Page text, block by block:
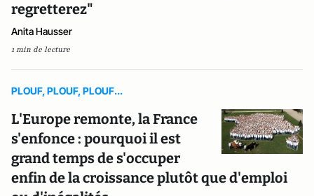
regretterez"
Anita Hausser
1 min de lecture
PLOUF, PLOUF, PLOUF...
L'Europe remonte, la France
s'enfonce : pourquoi il est
grand temps de s'occuper
enfin de la croissance plutôt que d'emploi